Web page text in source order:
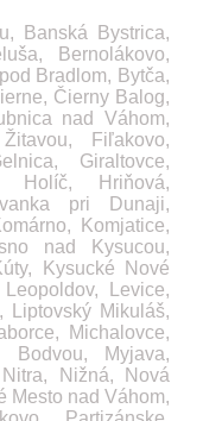
Banská Bystrica,
Bernolákovo,
Bradlom, Bytča,
Čierny Balog,
nad Váhom,
Fiľakovo,
Giraltovce,
Holíč, Hriňová,
pri Dunaji,
Komjatice,
nad Kysucou,
Kysucké Nové
Levice,
Liptovský Mikuláš,
Michalovce,
Bodvou, Myjava,
Nižná, Nová
Mesto nad Váhom,